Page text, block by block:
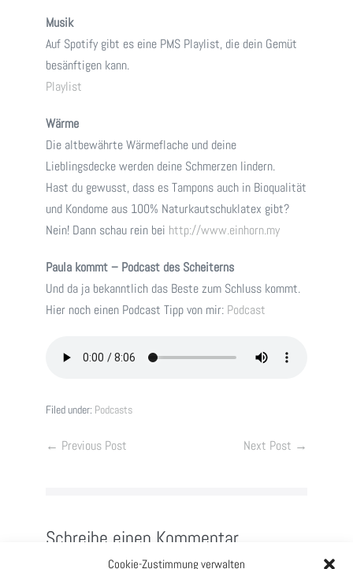
Cookie-Zustimmung verwalten
Musik
Auf Spotify gibt es eine PMS Playlist, die dein Gemüt
besänftigen kann.
Playlist
Wärme
Die altbewährte Wärmeflache und deine
Lieblingsdecke werden deine Schmerzen lindern.
Hast du gewusst, dass es Tampons auch in Bioqualität
und Kondome aus 100% Naturkautschuklatex gibt?
Nein! Dann schau rein bei http://www.einhorn.my
Paula kommt – Podcast des Scheiterns
Und da ja bekanntlich das Beste zum Schluss kommt.
Hier noch einen Podcast Tipp von mir: Podcast
Filed under: Podcasts
Post
← Previous Post Next Post →
Schreibe einen Kommentar